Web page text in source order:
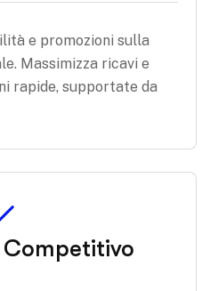
e promozioni sulla
Massimizza ricavi e
rapide, supportate da